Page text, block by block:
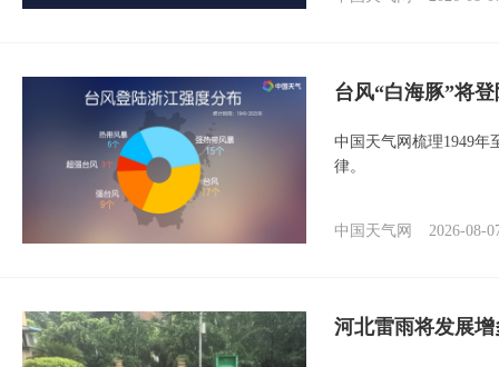
台风“白海豚”将
中国天气网梳理1949年
律。
中国天气网 2026-08-
河北雷雨将发展